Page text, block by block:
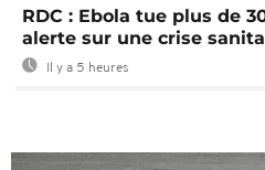
RDC : Ebola tue plus de
alerte sur une crise
Il y a 5 heures